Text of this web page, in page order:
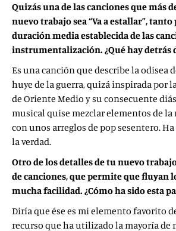
Quizás una de las canciones que más
nuevo trabajo sea “Va a estallar”,
duración media establecida de las
instrumentalización. ¿Qué hay detrás
Es una canción que describe la odisea
huye de la guerra, quizá inspirada por
de Oriente Medio y su consecuente
musical quise mezclar elementos de
con unos arreglos de pop sesentero.
la verdad.
Otro de los detalles de tu nuevo
de canciones, que permite que fluyan
mucha facilidad. ¿Cómo ha sido esta
Diría que ése es mi elemento favorito
recurso que ha utilizado la mayoría de